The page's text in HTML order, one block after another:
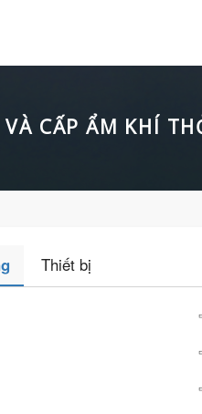
CẤP ẨM KHÍ
Thiết bị